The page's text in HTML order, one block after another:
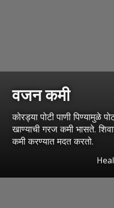
वजन कमी
कोरड्या पोटी पाणी पिण्यामुळे
खाण्याची गरज कमी भासते.
कमी करण्यात मदत करतो.